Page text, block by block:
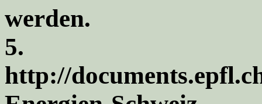
werden.
5.
http://